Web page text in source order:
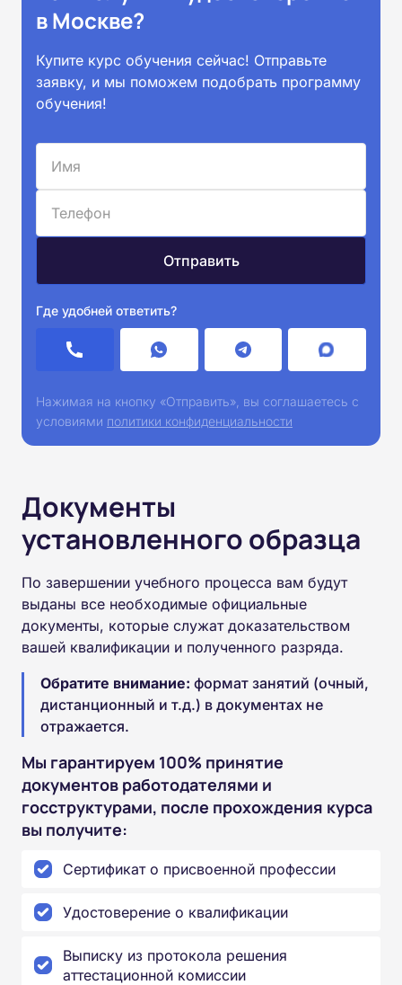
в Москве?
Купите курс обучения сейчас! Отправьте
заявку, и мы поможем подобрать программу
обучения!
Где удобней ответить?
Нажимая на кнопку «Отправить», вы соглашаетесь с
условиями политики конфиденциальности
Документы
установленного образца
По завершении учебного процесса вам будут
выданы все необходимые официальные
документы, которые служат доказательством
вашей квалификации и полученного разряда.
Обратите внимание: формат занятий (очный,
дистанционный и т.д.) в документах не
отражается.
Мы гарантируем 100% принятие
документов работодателями и
госструктурами, после прохождения курса
вы получите:
Сертификат о присвоенной профессии
Удостоверение о квалификации
Выписку из протокола решения
аттестационной комиссии